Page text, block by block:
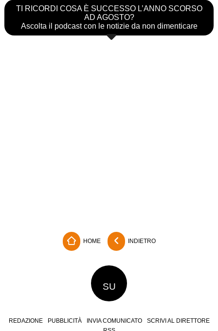
TI RICORDI COSA È SUCCESSO L’ANNO SCORSO
AD AGOSTO?
Ascolta il podcast con le notizie da non dimenticare
HOME INDIETRO
SU
REDAZIONE PUBBLICITÀ INVIA COMUNICATO
SCRIVI AL DIRETTORE